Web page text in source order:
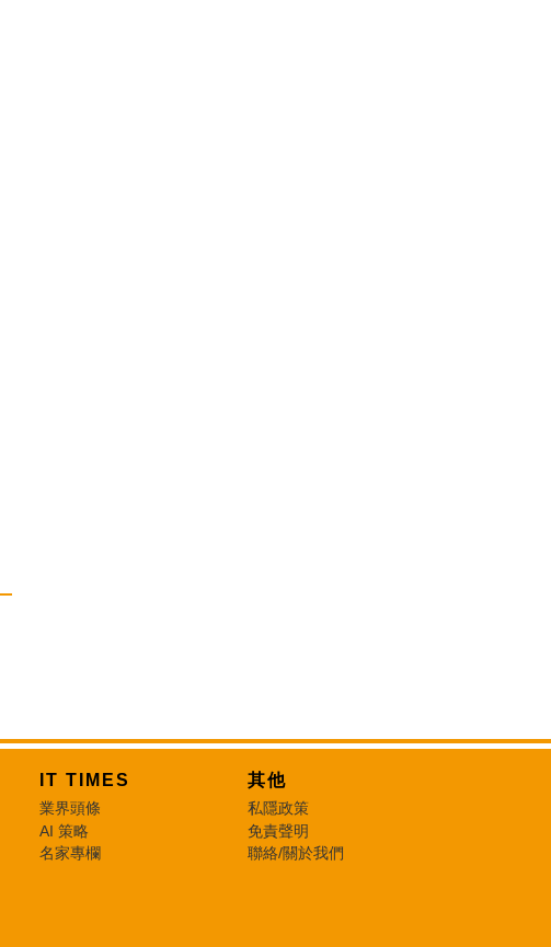
IT TIMES
業界頭條
AI 策略
名家專欄
其他
私隱政策
免責聲明
聯絡/關於我們